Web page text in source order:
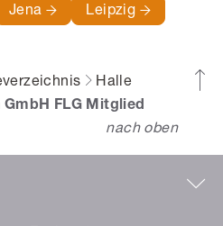
Jena Leipzig
Halle
GmbH FLG Mitglied
nach oben